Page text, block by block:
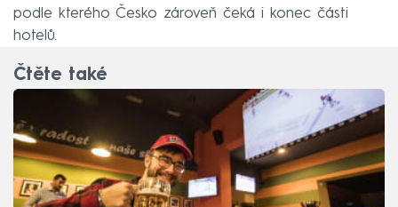
podle kterého Česko zároveň čeká i konec části
hotelů.
Čtěte také